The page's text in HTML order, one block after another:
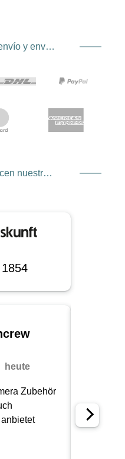
Sello de tienda, envío y envío. Proveedor de servicios de pago
Esto es lo que dicen nuestros clientes